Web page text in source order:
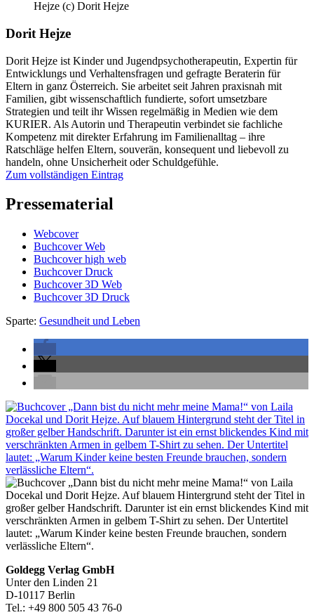
Hejze (c) Dorit Hejze
Dorit Hejze
Dorit Hejze ist Kinder und Jugendpsychotherapeutin, Expertin für
Entwicklungs und Verhaltensfragen und gefragte Beraterin für
Eltern in ganz Österreich. Sie arbeitet seit Jahren praxisnah mit
Familien, gibt wissenschaftlich fundierte, sofort umsetzbare
Strategien und teilt ihr Wissen regelmäßig in Medien wie dem
KURIER. Als Autorin und Therapeutin verbindet sie fachliche
Kompetenz mit direkter Erfahrung im Familienalltag – ihre
Ratschläge helfen Eltern, souverän, konsequent und liebevoll zu
handeln, ohne Unsicherheit oder Schuldgefühle.
Zum vollständigen Eintrag
Pressematerial
Webcover
Buchcover Web
Buchcover high web
Buchcover Druck
Buchcover 3D Web
Buchcover 3D Druck
Sparte: Gesundheit und Leben
Seitenleiste
Footer-
Section
Goldegg Verlag GmbH
Unter den Linden 21
D-10117 Berlin
Tel.: +49 800 505 43 76-0